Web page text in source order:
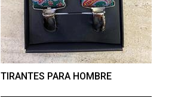
TIRANTES PARA HOMBRE